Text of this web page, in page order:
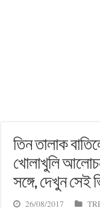
তিন তালাক
খোলাখুলি
সঙ্গে, দেখুন সেই
26/08/2017